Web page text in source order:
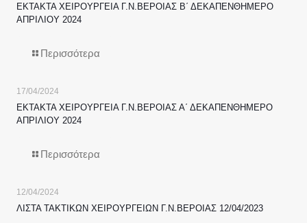
ΕΚΤΑΚΤΑ ΧΕΙΡΟΥΡΓΕΙΑ Γ.Ν.ΒΕΡΟΙΑΣ Β΄ ΔΕΚΑΠΕΝΘΗΜΕΡΟ
ΑΠΡΙΛΙΟΥ 2024
Περισσότερα
17/04/2024
ΕΚΤΑΚΤΑ ΧΕΙΡΟΥΡΓΕΙΑ Γ.Ν.ΒΕΡΟΙΑΣ Α΄ ΔΕΚΑΠΕΝΘΗΜΕΡΟ
ΑΠΡΙΛΙΟΥ 2024
Περισσότερα
12/04/2024
ΛΙΣΤΑ ΤΑΚΤΙΚΩΝ ΧΕΙΡΟΥΡΓΕΙΩΝ Γ.Ν.ΒΕΡΟΙΑΣ 12/04/2023